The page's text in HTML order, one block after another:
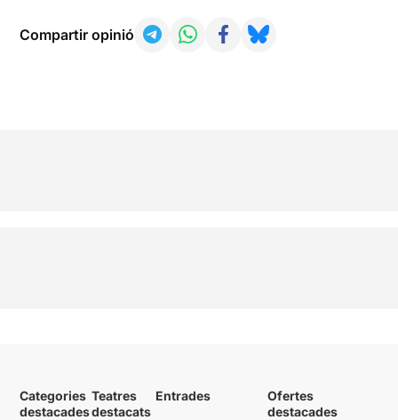
Compartir opinió
Categories
destacades
Teatres
destacats
Entrades
Ofertes
destacades